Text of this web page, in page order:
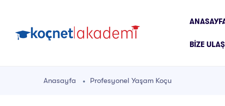
BIZE
Anasayfa Profesyonel Yaşam Koçu